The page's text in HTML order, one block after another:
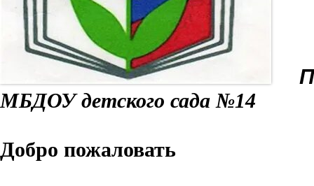
МБДОУ детского сада №14
Добро пожаловать